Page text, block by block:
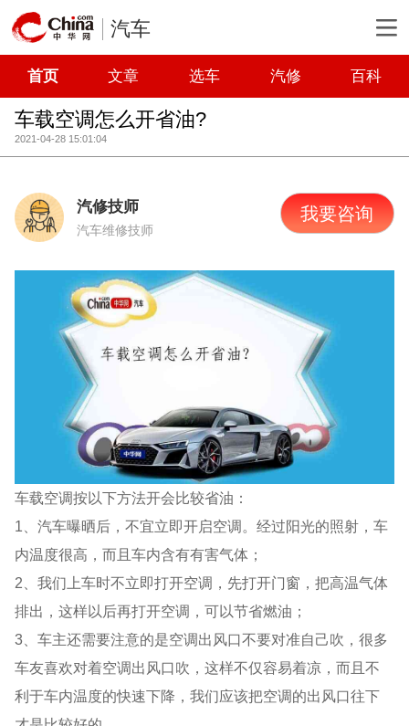
汽车
首页 文章 选车 汽修 百科
车载空调怎么开省油?
2021-04-28 15:01:04
汽修技师
汽车维修技师
我要咨询
车载空调按以下方法开会比较省油：
1、汽车曝晒后，不宜立即开启空调。经过阳光的照射，车
内温度很高，而且车内含有有害气体；
2、我们上车时不立即打开空调，先打开门窗，把高温气体
排出，这样以后再打开空调，可以节省燃油；
3、车主还需要注意的是空调出风口不要对准自己吹，很多
车友喜欢对着空调出风口吹，这样不仅容易着凉，而且不
利于车内温度的快速下降，我们应该把空调的出风口往下